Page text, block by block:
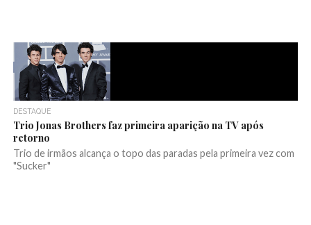
DESTAQUE
Trio Jonas Brothers faz primeira aparição na TV após
retorno
Trio de irmãos alcança o topo das paradas pela primeira vez com
"Sucker"